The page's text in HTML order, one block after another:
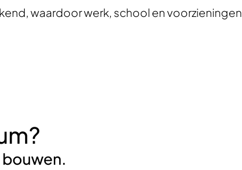
waardoor werk, school en voorzieningen
bouwen.